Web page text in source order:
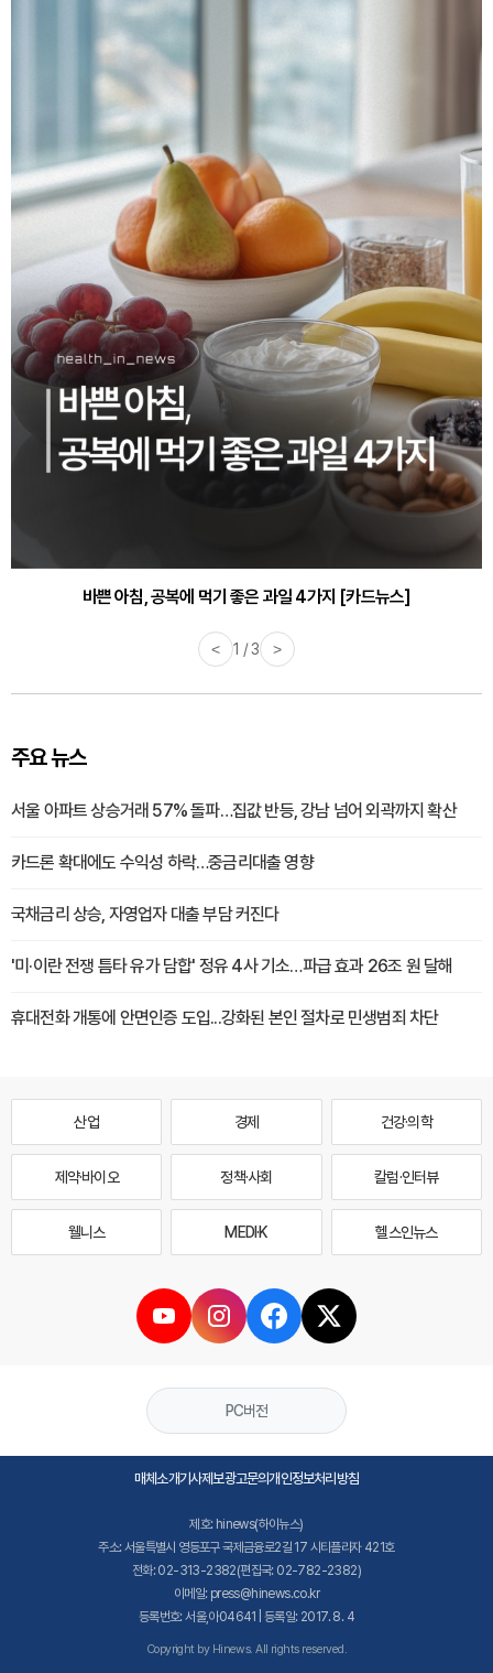
바쁜 아침, 공복에 먹기 좋은 과일 4가지 [카드뉴스]
30대부터 유병률 2배...여자에게 꼭 필요한 검사는? [카드뉴스]
< 1 / 3 >
주요 뉴스
서울 아파트 상승거래 57% 돌파…집값 반등, 강남 넘어 외곽까지 확산
카드론 확대에도 수익성 하락…중금리대출 영향
국채금리 상승, 자영업자 대출 부담 커진다
'미·이란 전쟁 틈타 유가 담합' 정유 4사 기소…파급 효과 26조 원 달해
휴대전화 개통에 안면인증 도입...강화된 본인 절차로 민생범죄 차단
산업 경제 건강·의학
제약·바이오 정책·사회 칼럼·인터뷰
웰니스 MEDI·K 헬스인뉴스
PC버전
매체소개기사제보광고문의개인정보처리방침
제호: hinews(하이뉴스)
주소: 서울특별시 영등포구 국제금융로2길 17 시티플라자 421호
전화: 02-313-2382(편집국: 02-782-2382)
이메일: press@hinews.co.kr
등록번호: 서울,아04641 | 등록일: 2017. 8. 4
Copyright by Hinews. All rights reserved.